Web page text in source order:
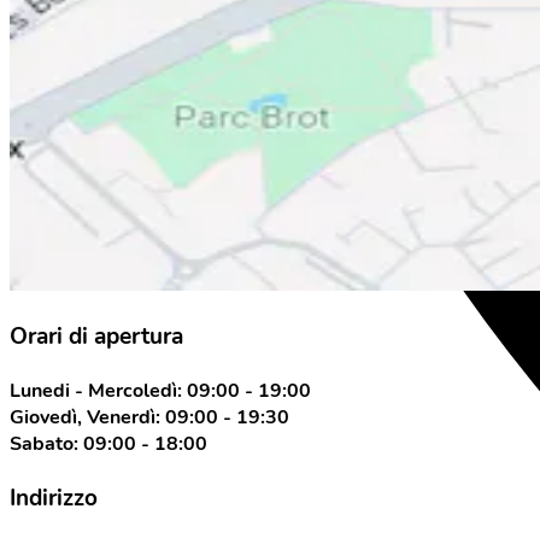
Orari di apertura
Lunedi - Mercoledì: 09:00 - 19:00
Giovedì, Venerdì: 09:00 - 19:30
Sabato: 09:00 - 18:00
Indirizzo